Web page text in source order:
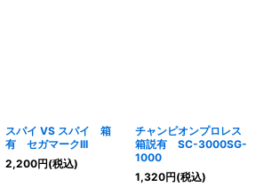
スパイ VS スパイ 箱
有 セガマークIII
2,200円(税込)
チャンピオンプロレス
箱説有 SC-3000SG-
1000
1,320円(税込)